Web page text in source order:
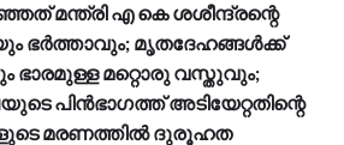
മന്ത്രി എ കെ ശശീന്ദ്രന്റെ
ഭര്‍ത്താവും; മൃതദേഹങ്ങള്‍ക്ക്
ഭാരമുള്ള മറ്റൊരു വസ്തുവും;
പിന്‍ഭാഗത്ത് അടിയേറ്റതിന്റെ
മരണത്തില്‍ ദുരൂഹത